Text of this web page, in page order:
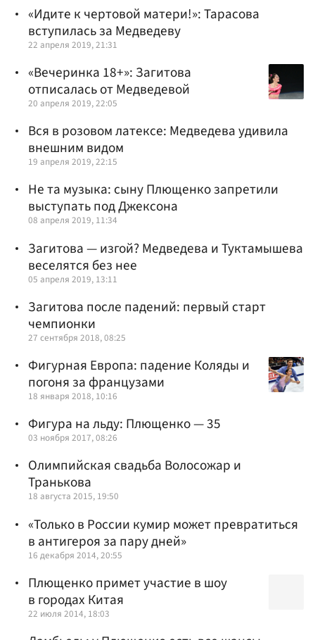
«Идите к чертовой матери!»: Тарасова
вступилась за Медведеву
22 апреля 2019, 21:31
«Вечеринка 18+»: Загитова
отписалась от Медведевой
20 апреля 2019, 22:05
Вся в розовом латексе: Медведева удивила
внешним видом
19 апреля 2019, 22:15
Не та музыка: сыну Плющенко запретили
выступать под Джексона
08 апреля 2019, 11:34
Загитова — изгой? Медведева и Туктамышева
веселятся без нее
05 апреля 2019, 13:11
Загитова после падений: первый старт
чемпионки
27 сентября 2018, 08:25
Фигурная Европа: падение Коляды и
погоня за французами
18 января 2018, 10:16
Фигура на льду: Плющенко — 35
03 ноября 2017, 08:26
Олимпийская свадьба Волосожар и
Транькова
18 августа 2015, 19:50
«Только в России кумир может превратиться
в антигероя за пару дней»
16 декабря 2014, 20:55
Плющенко примет участие в шоу
в городах Китая
22 июля 2014, 18:03